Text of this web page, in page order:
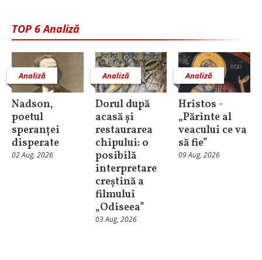
TOP 6 Analiză
Analiză
Nadson,
poetul
speranței
disperate
02 Aug, 2026
Analiză
Dorul după
acasă și
restaurarea
chipului: o
posibilă
interpretare
creștină a
filmului
„Odiseea”
03 Aug, 2026
Analiză
Hristos -
„Părinte al
veacului ce va
să fie”
09 Aug, 2026